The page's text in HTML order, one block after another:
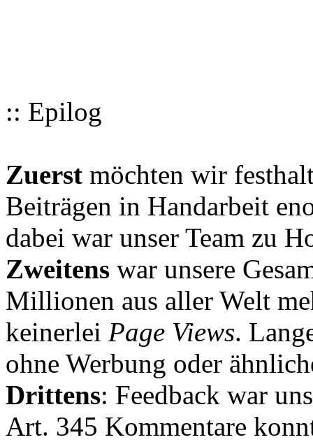
:: Epilog
Zuerst möchten wir
Beiträgen in Handarbeit
dabei war unser Team zu
Zweitens war unsere
Millionen aus aller Welt
keinerlei Page Views.
ohne Werbung oder
Drittens: Feedback war
Art. 345 Kommentare